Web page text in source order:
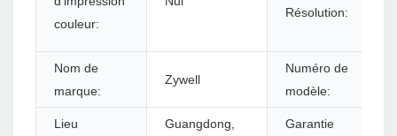
couleur:
Résolution:
Nom de
marque:
Zywell
Numéro de
modèle:
Lieu
Guangdong,
Garantie